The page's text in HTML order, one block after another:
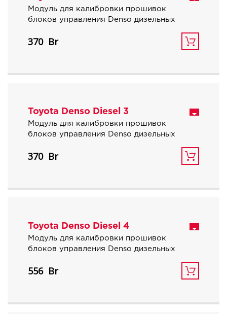
Модуль для калибровки прошивок
блоков управления Denso дизельных
двигателя 2.5 и 3.0 л.
370
Toyota Denso Diesel 3
Модуль для калибровки прошивок
блоков управления Denso дизельных
двигателя 4.5 л.
370
Toyota Denso Diesel 4
Модуль для калибровки прошивок
блоков управления Denso дизельных
двигателя 4.0, 4.7, 4.9 л.
556